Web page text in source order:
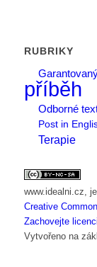
RUBRIKY
příběh
Odborné
Post in
Terapie
www.idealni.cz ,
Creative
Zachovejte
Vytvořeno na